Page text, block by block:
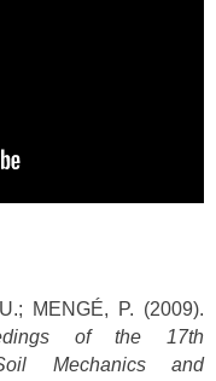
MENGÉ, P. (2009).
of the 17th
Mechanics and